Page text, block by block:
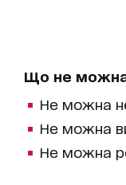
Що не можна
Не можна
Не можна
Не можна